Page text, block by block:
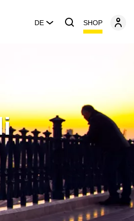
DE SHOP